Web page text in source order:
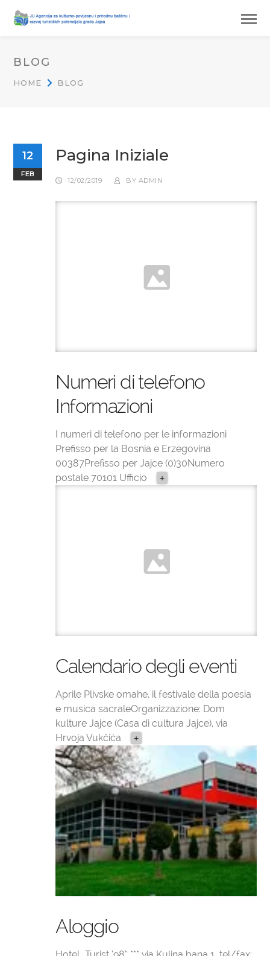
BLOG
HOME BLOG
12
FEB
Pagina Iniziale
12/02/2019 BY ADMIN
Numeri di telefono
Informazioni
I numeri di telefono per le informazioni
Prefisso per la Bosnia e Erzegovina
00387Prefisso per Jajce (0)30Numero
postale 70101 Ufficio
+
Calendario degli eventi
Aprile Plivske omahe, il festivale della poesia
e musica sacraleOrganizzazione: Dom
kulture Jajce (Casa di cultura Jajce), via
Hrvoja Vukčića
+
Aloggio